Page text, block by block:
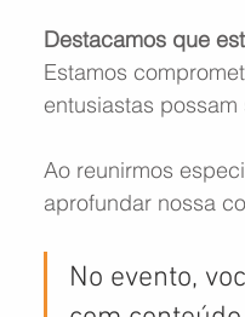
Destacamos que
Estamos
entusiastas
Ao reunirmos
aprofundar nossa
No evento,